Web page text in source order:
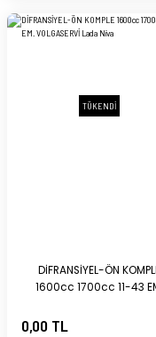
TÜKENDİ
DİFRANSİYEL-ÖN
1600cc 1700cc 11-43
0,00 TL